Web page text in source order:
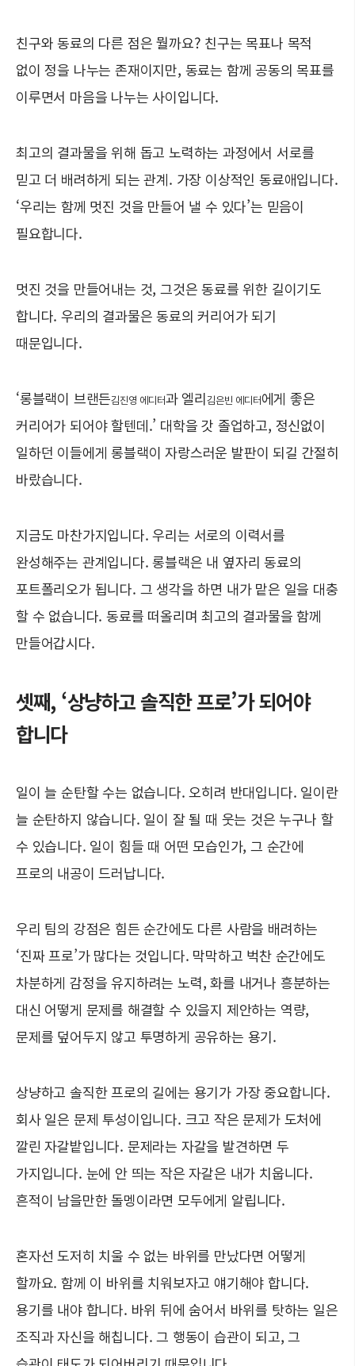
친구와 동료의 다른 점은 뭘까요? 친구는 목표나 목적
없이 정을 나누는 존재이지만, 동료는 함께 공동의 목표를
이루면서 마음을 나누는 사이입니다.
최고의 결과물을 위해 돕고 노력하는 과정에서 서로를
믿고 더 배려하게 되는 관계. 가장 이상적인 동료애입니다.
‘우리는 함께 멋진 것을 만들어 낼 수 있다’는 믿음이
필요합니다.
멋진 것을 만들어내는 것, 그것은 동료를 위한 길이기도
합니다. 우리의 결과물은 동료의 커리어가 되기
때문입니다.
‘롱블랙이 브랜든김진영 에디터과 엘리김은빈 에디터에게 좋은
커리어가 되어야 할텐데.’ 대학을 갓 졸업하고, 정신없이
일하던 이들에게 롱블랙이 자랑스러운 발판이 되길 간절히
바랐습니다.
지금도 마찬가지입니다. 우리는 서로의 이력서를
완성해주는 관계입니다. 롱블랙은 내 옆자리 동료의
포트폴리오가 됩니다. 그 생각을 하면 내가 맡은 일을 대충
할 수 없습니다. 동료를 떠올리며 최고의 결과물을 함께
만들어갑시다.
셋째, ‘상냥하고 솔직한 프로’가 되어야
합니다
일이 늘 순탄할 수는 없습니다. 오히려 반대입니다. 일이란
늘 순탄하지 않습니다. 일이 잘 될 때 웃는 것은 누구나 할
수 있습니다. 일이 힘들 때 어떤 모습인가, 그 순간에
프로의 내공이 드러납니다.
우리 팀의 강점은 힘든 순간에도 다른 사람을 배려하는
‘진짜 프로’가 많다는 것입니다. 막막하고 벅찬 순간에도
차분하게 감정을 유지하려는 노력, 화를 내거나 흥분하는
대신 어떻게 문제를 해결할 수 있을지 제안하는 역량,
문제를 덮어두지 않고 투명하게 공유하는 용기.
상냥하고 솔직한 프로의 길에는 용기가 가장 중요합니다.
회사 일은 문제 투성이입니다. 크고 작은 문제가 도처에
깔린 자갈밭입니다. 문제라는 자갈을 발견하면 두
가지입니다. 눈에 안 띄는 작은 자갈은 내가 치웁니다.
흔적이 남을만한 돌멩이라면 모두에게 알립니다.
혼자선 도저히 치울 수 없는 바위를 만났다면 어떻게
할까요. 함께 이 바위를 치워보자고 얘기해야 합니다.
용기를 내야 합니다. 바위 뒤에 숨어서 바위를 탓하는 일은
조직과 자신을 해칩니다. 그 행동이 습관이 되고, 그